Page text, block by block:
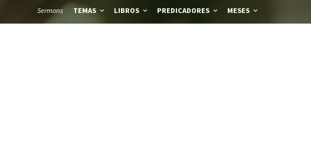
Sermons TEMAS LIBROS PREDICADORES MESES